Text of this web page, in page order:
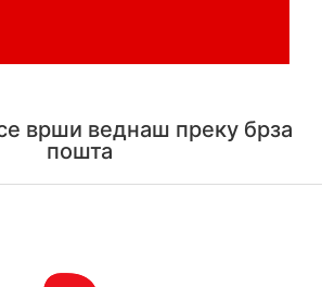
врши веднаш преку брза
пошта